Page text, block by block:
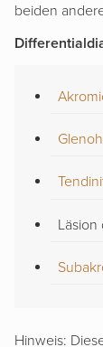
beiden
Hinweis: